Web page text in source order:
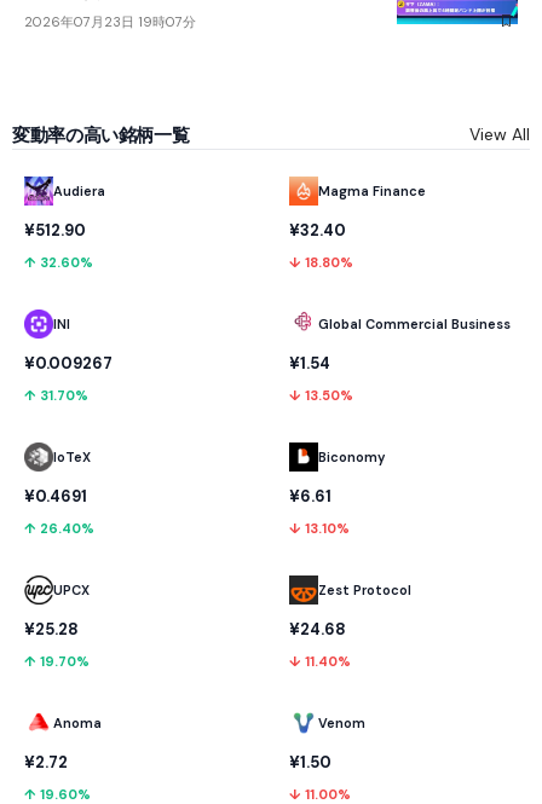
2026年07月23日 19時07分
変動率の高い銘柄一覧 View All
Audiera
¥512.90
↑ 32.60%
INI
¥0.009267
↑ 31.70%
IoTeX
¥0.4691
↑ 26.40%
UPCX
¥25.28
↑ 19.70%
Anoma
¥2.72
↑ 19.60%
Magma Finance
¥32.40
↓ 18.80%
Global Commercial Business
¥1.54
↓ 13.50%
Biconomy
¥6.61
↓ 13.10%
Zest Protocol
¥24.68
↓ 11.40%
Venom
¥1.50
↓ 11.00%